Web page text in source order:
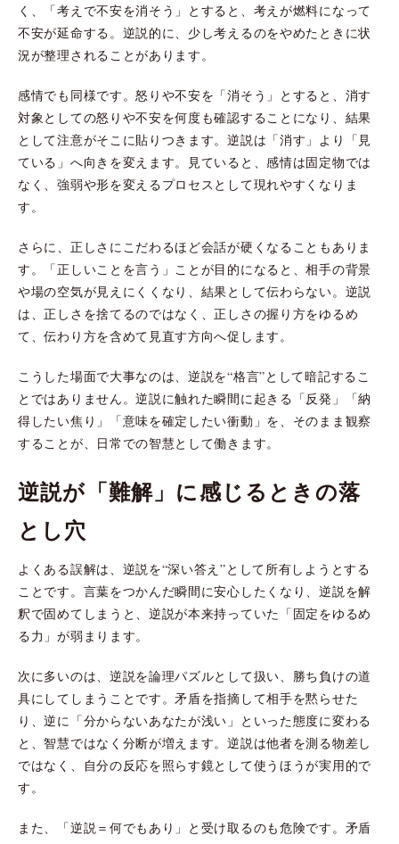
く、「考えで不安を消そう」とすると、考えが燃料になって
不安が延命する。逆説的に、少し考えるのをやめたときに状
況が整理されることがあります。
感情でも同様です。怒りや不安を「消そう」とすると、消す
対象としての怒りや不安を何度も確認することになり、結果
として注意がそこに貼りつきます。逆説は「消す」より「見
ている」へ向きを変えます。見ていると、感情は固定物では
なく、強弱や形を変えるプロセスとして現れやすくなりま
す。
さらに、正しさにこだわるほど会話が硬くなることもありま
す。「正しいことを言う」ことが目的になると、相手の背景
や場の空気が見えにくくなり、結果として伝わらない。逆説
は、正しさを捨てるのではなく、正しさの握り方をゆるめ
て、伝わり方を含めて見直す方向へ促します。
こうした場面で大事なのは、逆説を“格言”として暗記するこ
とではありません。逆説に触れた瞬間に起きる「反発」「納
得したい焦り」「意味を確定したい衝動」を、そのまま観察
することが、日常での智慧として働きます。
逆説が「難解」に感じるときの落
とし穴
よくある誤解は、逆説を“深い答え”として所有しようとする
ことです。言葉をつかんだ瞬間に安心したくなり、逆説を解
釈で固めてしまうと、逆説が本来持っていた「固定をゆるめ
る力」が弱まります。
次に多いのは、逆説を論理パズルとして扱い、勝ち負けの道
具にしてしまうことです。矛盾を指摘して相手を黙らせた
り、逆に「分からないあなたが浅い」といった態度に変わる
と、智慧ではなく分断が増えます。逆説は他者を測る物差し
ではなく、自分の反応を照らす鏡として使うほうが実用的で
す。
また、「逆説＝何でもあり」と受け取るのも危険です。矛盾